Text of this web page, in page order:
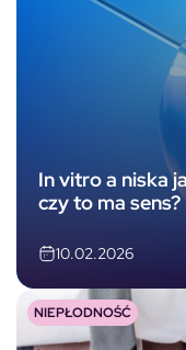
In vitro a niska
czy to ma sens?
10.02.2026
NIEPŁODNOŚĆ